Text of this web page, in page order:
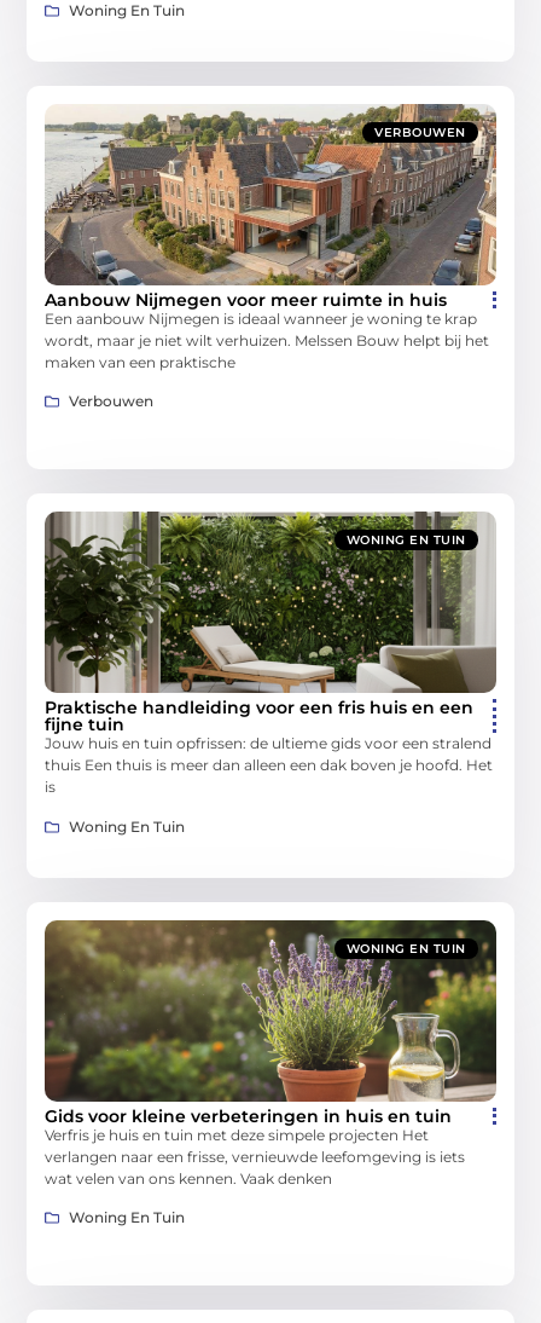
Woning En Tuin
VERBOUWEN
Aanbouw Nijmegen voor meer ruimte in huis
Een aanbouw Nijmegen is ideaal wanneer je woning te krap
wordt, maar je niet wilt verhuizen. Melssen Bouw helpt bij het
maken van een praktische
Verbouwen
WONING EN TUIN
Praktische handleiding voor een fris huis en een
fijne tuin
Jouw huis en tuin opfrissen: de ultieme gids voor een stralend
thuis Een thuis is meer dan alleen een dak boven je hoofd. Het
is
Woning En Tuin
WONING EN TUIN
Gids voor kleine verbeteringen in huis en tuin
Verfris je huis en tuin met deze simpele projecten Het
verlangen naar een frisse, vernieuwde leefomgeving is iets
wat velen van ons kennen. Vaak denken
Woning En Tuin